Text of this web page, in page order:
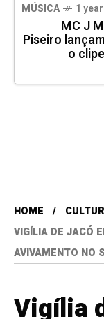
MÚSICA 1
MC J
Piseiro
o
HOME
VIGÍLIA DE JACÓ
AVIVAMENTO NO
Vigília